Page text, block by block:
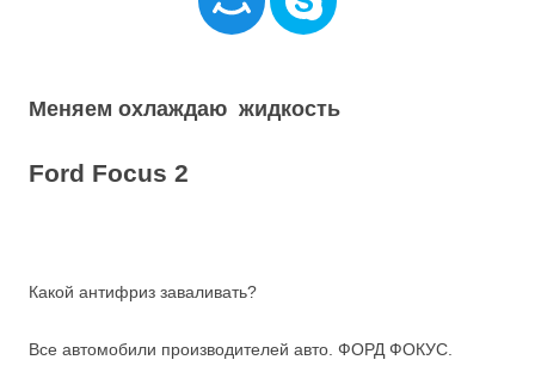
Меняем охлаждаю жидкость
Ford Focus 2
Какой антифриз заваливать?
Все автомобили производителей авто. ФОРД ФОКУС.